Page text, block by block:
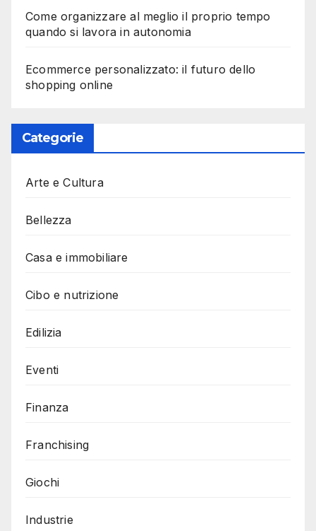
Come organizzare al meglio il proprio tempo
quando si lavora in autonomia
Ecommerce personalizzato: il futuro dello
shopping online
Categorie
Arte e Cultura
Bellezza
Casa e immobiliare
Cibo e nutrizione
Edilizia
Eventi
Finanza
Franchising
Giochi
Industrie